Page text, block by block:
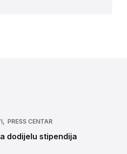
, PRESS CENTAR
dodijelu stipendija